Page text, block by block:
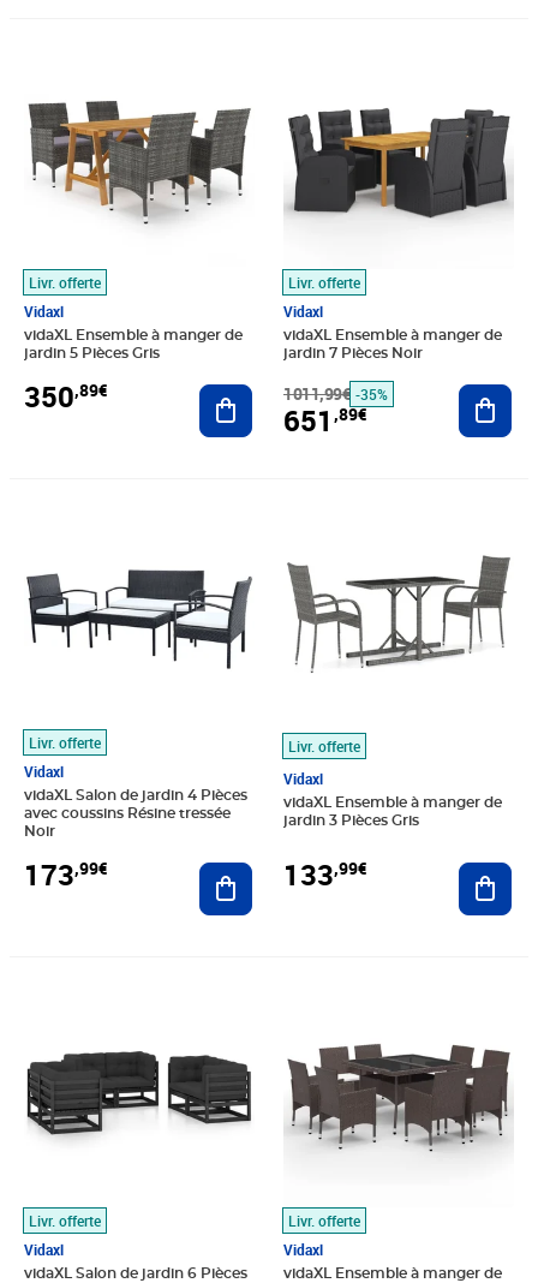
Livr. offerte
Vidaxl
vidaXL Ensemble à manger de
jardin 5 Pièces Gris
350,89€ Ajouter au panier
Livr. offerte
Vidaxl
vidaXL Ensemble à manger de
jardin 7 Pièces Noir
1011,99€ -35%
651 ,89€
Livr. offerte
Vidaxl
vidaXL Salon de jardin 4 Pièces
avec coussins Résine tressée
Noir
173,99€ Ajouter au panier
Livr. offerte
Vidaxl
vidaXL Ensemble à manger de
jardin 3 Pièces Gris
133,99€
Livr. offerte
Vidaxl
vidaXL Salon de jardin 6 Pièces
Livr. offerte
Vidaxl
vidaXL Ensemble à manger de